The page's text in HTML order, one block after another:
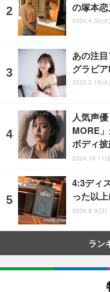
の塚本
2024.4.30(
あの注
グラビ
2022.2.15(火
人気声
MORE
ボディ
2024.10.11(
4:3ディ
った以上
2026.8.9(日)
ラン